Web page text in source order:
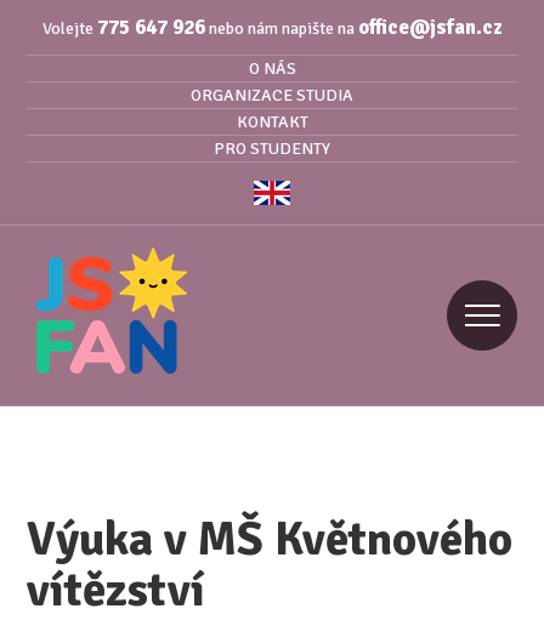
Volejte 775 647 926nebo nám napište na office@jsfan.cz
O NÁS
ORGANIZACE STUDIA
KONTAKT
PRO STUDENTY
Výuka v MŠ Květnového
vítězství